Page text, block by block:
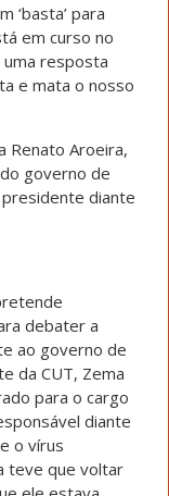
‘basta’ para
em curso no
resposta
e mata o nosso
Renato Aroeira,
governo de
diante
debater a
ao governo de
da CUT, Zema
para o cargo
diante
o vírus
teve que voltar